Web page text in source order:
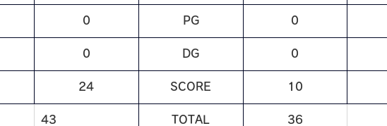
0 PG 0
0 DG 0
24 SCORE 10
43 TOTAL 36